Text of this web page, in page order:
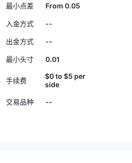
最小点差 From 0.05
入金方式 --
出金方式 --
最小头寸 0.01
手续费
$0 to $5 per
side
交易品种 --